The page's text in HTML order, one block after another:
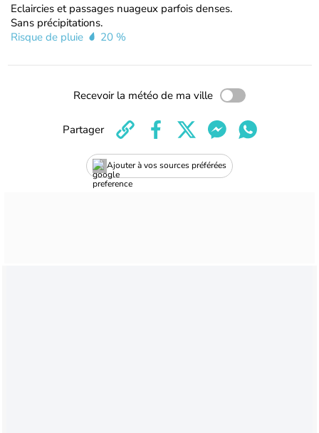
Eclaircies et passages nuageux parfois denses.
Sans précipitations.
Risque de pluie
20 %
Recevoir la météo de ma ville
Ajouter à vos sources préférées
Partager